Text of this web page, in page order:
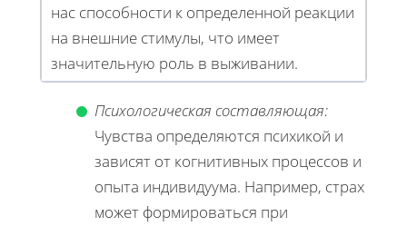
нас способности к определенной реакции
на внешние стимулы, что имеет
значительную роль в выживании.
Психологическая составляющая:
Чувства определяются психикой и
зависят от когнитивных процессов и
опыта индивидуума. Например, страх
может формироваться при